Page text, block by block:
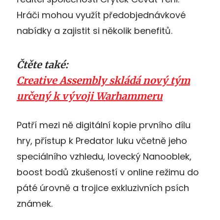
Hráči mohou využít předobjednávkové
nabídky a zajistit si několik benefitů.
Čtěte také:
Creative Assembly skládá nový tým
určený k vývoji Warhammeru
Patří mezi ně digitální kopie prvního dílu
hry, přístup k Predator luku včetně jeho
speciálního vzhledu, lovecký Nanooblek,
boost bodů zkušeností v online režimu do
páté úrovně a trojice exkluzivních psích
známek.